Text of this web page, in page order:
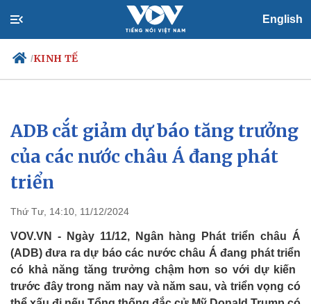
English
/KINH TẾ
Chính trị
Đảng
Tổ chức nhân sự
Quốc hội
Xã hội
Tin 24h
Dự báo thời tiết
ADB cắt giảm dự báo tăng trưởng
của các nước châu Á đang phát
triển
Thứ Tư, 14:10, 11/12/2024
VOV.VN - Ngày 11/12, Ngân hàng Phát triển châu Á
(ADB) đưa ra dự báo các nước châu Á đang phát triển
có khả năng tăng trưởng chậm hơn so với dự kiến ​​
trước đây trong năm nay và năm sau, và triển vọng có